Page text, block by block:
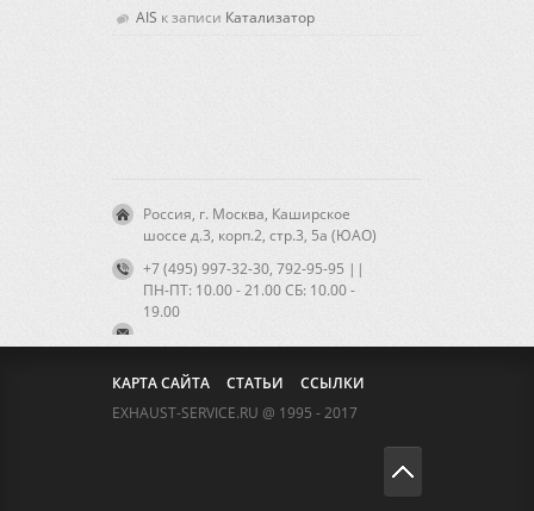
AIS к записи Катализатор
Россия, г. Москва, Каширское
шоссе д.3, корп.2, стр.3, 5а (ЮАО)
+7 (495) 997-32-30, 792-95-95 ||
ПН-ПТ: 10.00 - 21.00 CБ: 10.00 -
19.00
КАРТА САЙТА СТАТЬИ
ССЫЛКИ
EXHAUST-SERVICE.RU @ 1995 - 2017